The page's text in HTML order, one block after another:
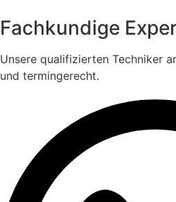
Fachkundige
Unsere qualifizierten Techniker
und termingerecht.